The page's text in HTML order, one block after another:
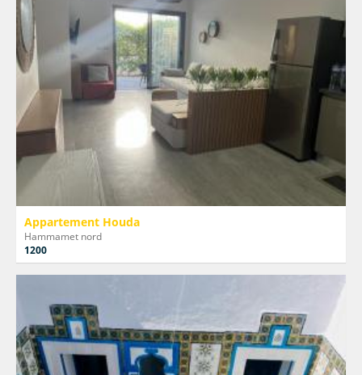
Appartement Houda
Hammamet nord
1200